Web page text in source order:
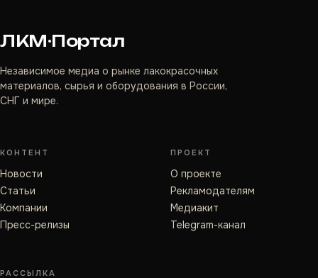
ЛКМ·Портал
Независимое медиа о рынке лакокрасочных
материалов, сырья и оборудования в России,
СНГ и мире.
КОНТЕНТ
Новости
Статьи
Компании
Пресс-релизы
ПРОЕКТ
О проекте
Рекламодателям
Медиакит
Telegram-канал
РАССЫЛКА